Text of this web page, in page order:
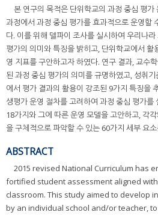
본 연구의 목적은 단위학교의 과정 중심 평
과정에서 과정 중심 평가를 효과적으로 운영할
다. 이를 위해 델파이 조사를 실시하여 우리나
평가의 의미와 특징을 밝히고, 단위학교에서 활
영 지표를 구안하고자 하였다. 연구 결과, 교수
된 과정 중심 평가의 의미를 규명하였고, 성취
에서 평가 결과의 활용이 강조된 9가지 특징을
생평가 운영 절차를 고려하여 과정 중심 평가를
18가지와 그에 따른 운영 모델을 고안하고, 각
을 구체적으로 파악할 수 있는 60가지 세부 요
ABSTRACT
2015 revised National Curriculum has
fortified student assessment aligned
classroom. This study aimed to develop
by an individual school and/or teacher,